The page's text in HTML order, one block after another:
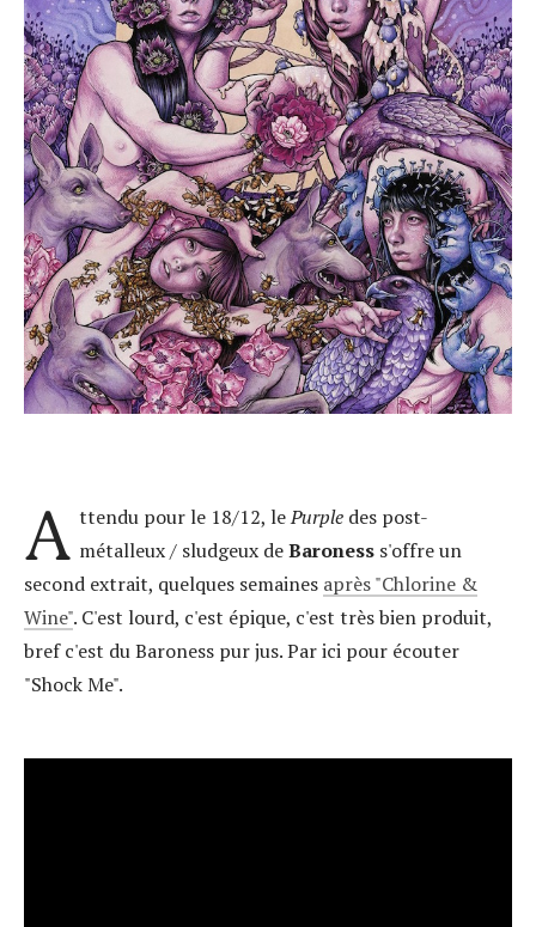
A ttendu pour le 18/12, lePurpledes post-
métalleux / sludgeux deBaronesss'offre un
second extrait, quelques semaines après "Chlorine &
Wine". C'est lourd, c'est épique, c'est très bien produit,
bref c'est du Baroness pur jus. Par ici pour écouter
"Shock Me".